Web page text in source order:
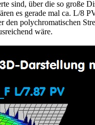
sind, über die so große
es gerade mal ca. L/8
den polychromatischen
wäre.